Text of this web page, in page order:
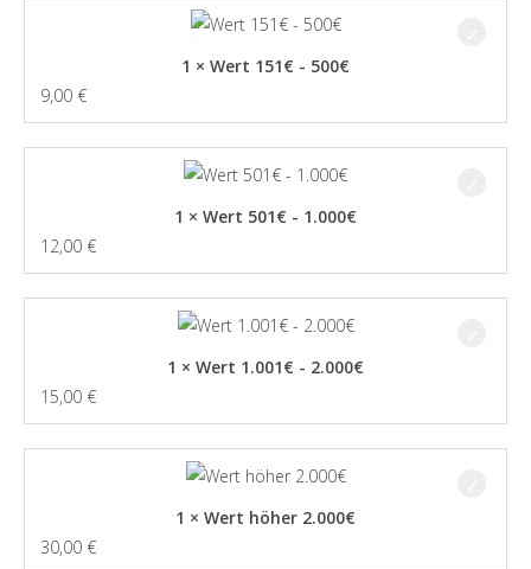
1 × Wert 151€ - 500€
9,00 €
1 × Wert 501€ - 1.000€
12,00 €
1 × Wert 1.001€ - 2.000€
15,00 €
1 × Wert höher 2.000€
30,00 €